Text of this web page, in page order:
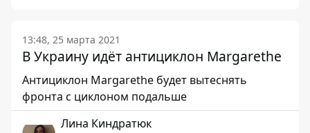
13:48, 25 марта 2021
В Украину идёт антициклон Margarethe
Антициклон Margarethe будет вытеснять
фронта с циклоном подальше
Лина Киндратюк